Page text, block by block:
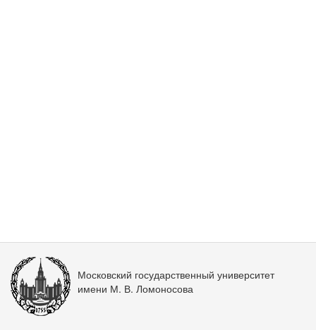
Московский государственный университет
имени М. В. Ломоносова